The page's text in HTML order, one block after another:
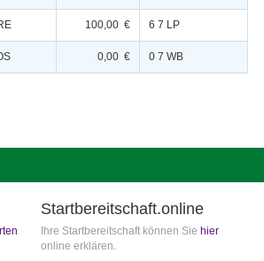
100,00 € 6 7 LP
0,00 € 0 7 WB
Startbereitschaft.online
Ihre Startbereitschaft können Sie hier
online erklären.